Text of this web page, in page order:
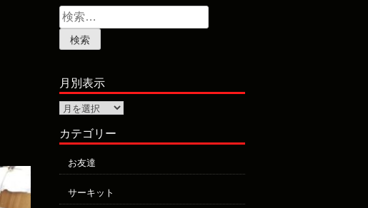
検
索:
月別表示
月
別
示カテゴリー
お友達
サーキット